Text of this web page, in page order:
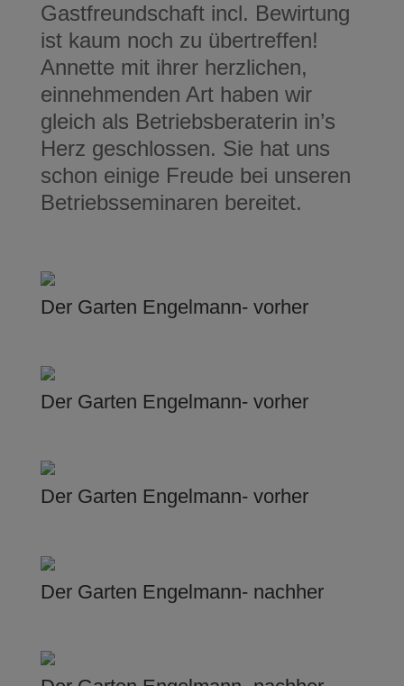
Gastfreundschaft incl. Bewirtung
ist kaum noch zu übertreffen!
Annette mit ihrer herzlichen,
einnehmenden Art haben wir
gleich als Betriebsberaterin in’s
Herz geschlossen. Sie hat uns
schon einige Freude bei unseren
Betriebsseminaren bereitet.
Der Garten Engelmann- vorher
Der Garten Engelmann- vorher
Der Garten Engelmann- vorher
Der Garten Engelmann- nachher